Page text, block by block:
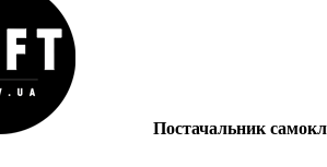
Постачальник